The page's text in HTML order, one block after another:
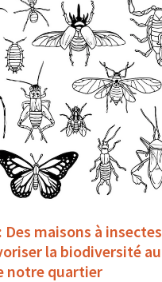
Des maisons à insectes
la biodiversité au
notre quartier